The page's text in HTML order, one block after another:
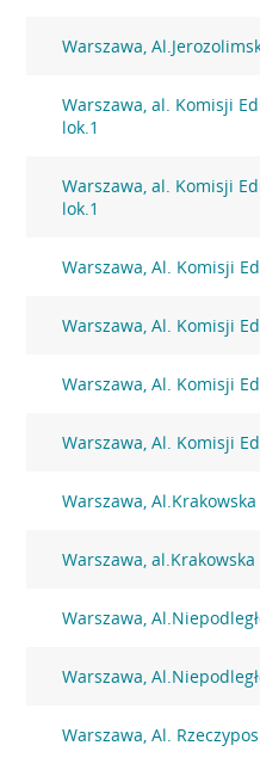
Warszawa,
Warszawa, al. Komisji
lok.1
Warszawa, al. Komisji
lok.1
Warszawa, Al. Komisji
Warszawa, Al. Komisji
Warszawa, Al. Komisji
Warszawa, Al. Komisji
Warszawa,
Warszawa, al.Krakowska
Warszawa,
Warszawa,
Warszawa, Al.